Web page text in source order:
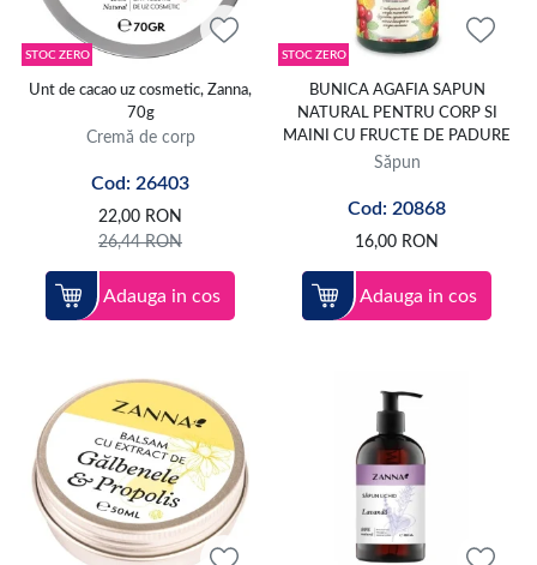
STOC ZERO
Unt de cacao uz cosmetic, Zanna,
70g
Cremă de corp
Cod: 26403
22,00 RON
26,44RON
Adauga in cos
STOC ZERO
BUNICA AGAFIA SAPUN
NATURAL PENTRU CORP SI
MAINI CU FRUCTE DE PADURE
Săpun
Cod: 20868
16,00 RON
Adauga in cos